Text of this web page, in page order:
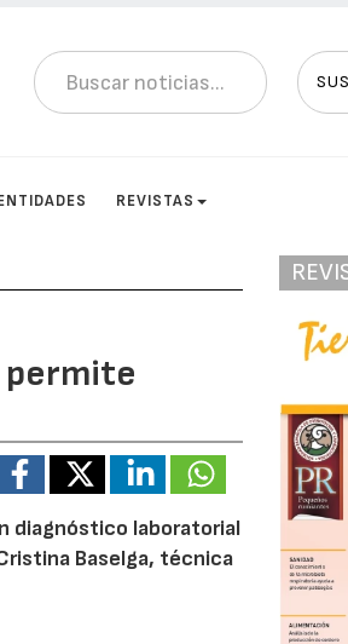
REVISTAS
permite
diagnóstico laboratorial
Baselga, técnica